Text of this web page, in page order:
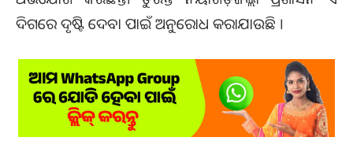
ଦିଗରେ ଦୃଷ୍ଟି ଦେବା ପାଇଁ ଅନୁରୋଧ କରାଯାଉଛି ।